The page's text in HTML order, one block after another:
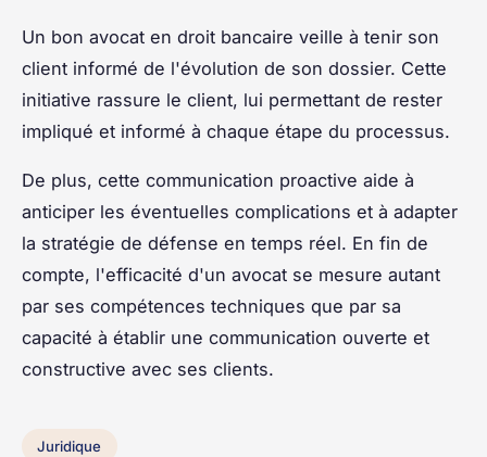
Un bon avocat en droit bancaire veille à tenir son
client informé de l'évolution de son dossier. Cette
initiative rassure le client, lui permettant de rester
impliqué et informé à chaque étape du processus.
De plus, cette communication proactive aide à
anticiper les éventuelles complications et à adapter
la stratégie de défense en temps réel. En fin de
compte, l'efficacité d'un avocat se mesure autant
par ses compétences techniques que par sa
capacité à établir une communication ouverte et
constructive avec ses clients.
Juridique